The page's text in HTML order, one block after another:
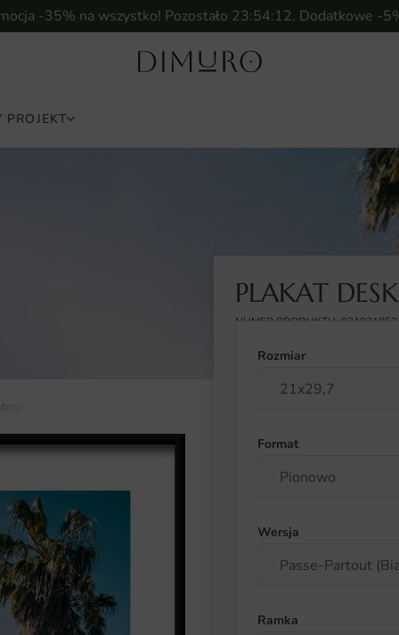
-35% na wszystko! Pozostało 23:54:11. Dodatkowe -
PROJEKT
PLAKAT
NUMER PRODUKTU:
Rozmiar
Format
Wersja
Ramka